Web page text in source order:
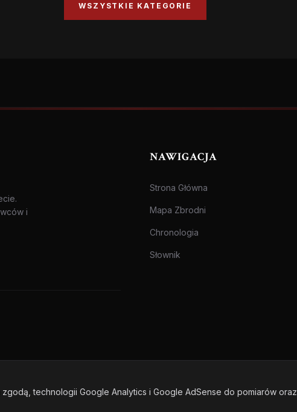
WSZYSTKIE KATEGORIE
i
NAWIGACJA
Strona Główna
Mapa Zbrodni
Chronologia
Słownik
technologii Google Analytics i Google AdSense do pomiarów oraz